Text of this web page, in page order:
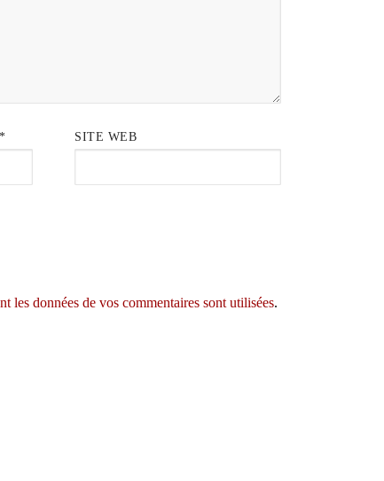
* SITE WEB
les données de vos commentaires sont utilisées.